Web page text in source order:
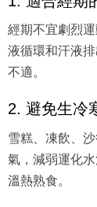
經期不宜劇烈
液循環和汗液
不適。
2. 避免生冷
雪糕、凍飲、
氣，減弱運化
溫熱熟食。